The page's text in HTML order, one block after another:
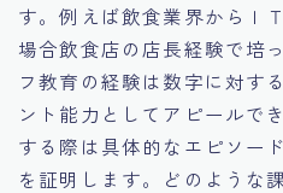
す。例えば飲食業界からＩ
場合飲食店の店長経験で培
フ教育の経験は数字に対す
ント能力としてアピールで
する際は具体的なエピソー
を証明します。どのような